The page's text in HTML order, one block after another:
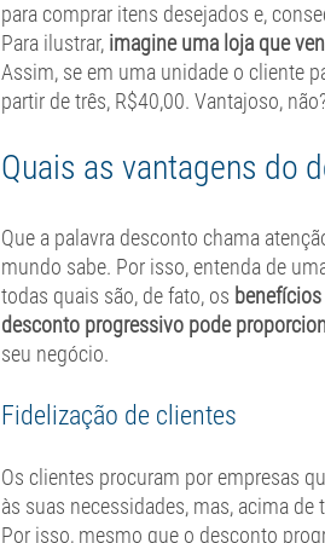
para comprar itens desejados e,
Para ilustrar, imagine uma loja que
Assim, se em uma unidade o cliente
partir de três, R$40,00. Vantajoso,
Quais as vantagens do
Que a palavra desconto chama
mundo sabe. Por isso, entenda de
todas quais são, de fato, os
desconto progressivo pode
seu negócio.
Fidelização de clientes
Os clientes procuram por empresas
às suas necessidades, mas, acima
Por isso, mesmo que o desconto